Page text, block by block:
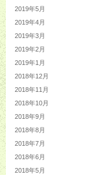
2019年5月
2019年4月
2019年3月
2019年2月
2019年1月
2018年12月
2018年11月
2018年10月
2018年9月
2018年8月
2018年7月
2018年6月
2018年5月